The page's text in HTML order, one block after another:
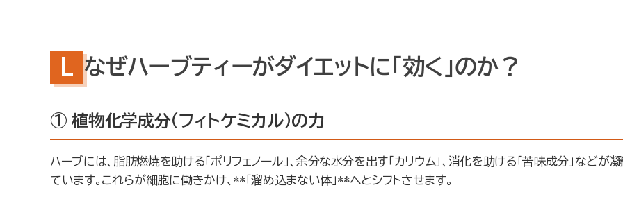
なぜハーブティーがダイエットに「効く」のか？
① 植物化学成分（フィトケミカル）の力
ハーブには、脂肪燃焼を助ける「ポリフェノール」、余分な水分を出す「カリウム」、消化を助ける「苦味成分」などが
ています。これらが細胞に働きかけ、**「溜め込まない体」**へとシフトさせます。